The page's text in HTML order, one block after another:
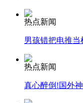
外交部：反对强
外交部：有关国
热点新闻
男孩错把电推当
热点新闻
真心醉倒!国外